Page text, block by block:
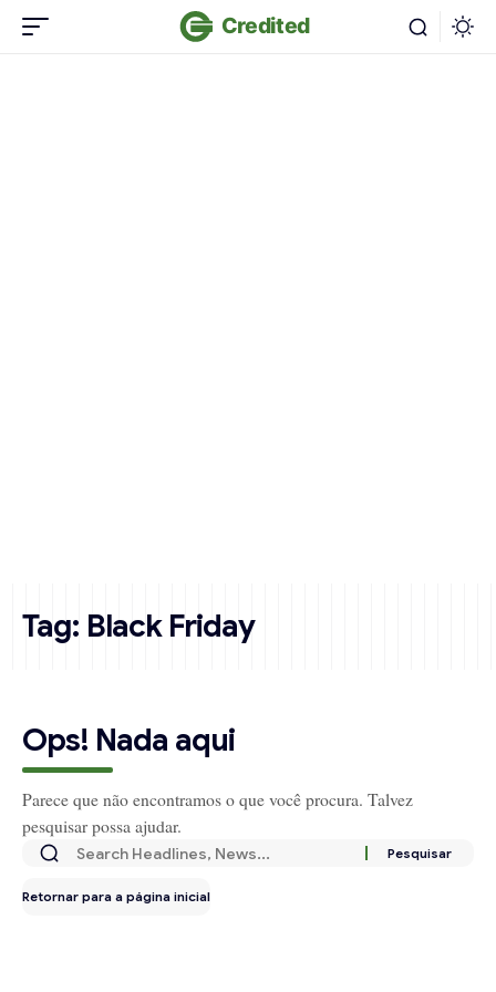
Tag: Black Friday
Ops! Nada aqui
Parece que não encontramos o que você procura. Talvez
pesquisar possa ajudar.
Retornar para a página inicial